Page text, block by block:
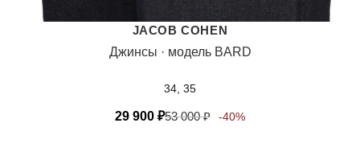
JACOB COHEN
Джинсы · модель BARD
34, 35
29 900 ₽53 000₽ -40%